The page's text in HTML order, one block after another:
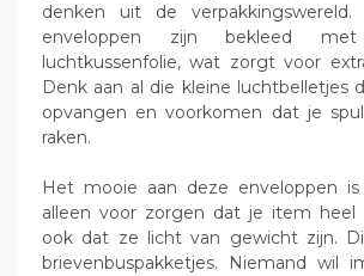
denken uit de verpakkingswereld.
enveloppen zijn bekleed
luchtkussenfolie, wat zorgt voor
Denk aan al die kleine luchtbelletjes
opvangen en voorkomen dat je
raken.
Het mooie aan deze enveloppen
alleen voor zorgen dat je item heel
ook dat ze licht van gewicht zijn.
brievenbuspakketjes. Niemand wil